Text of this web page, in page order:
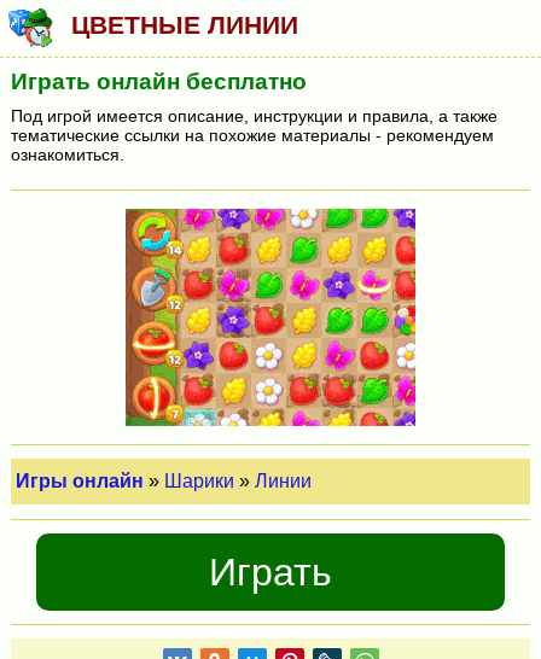
ЦВЕТНЫЕ ЛИНИИ
Играть онлайн бесплатно
Под игрой имеется описание, инструкции и правила, а также
тематические ссылки на похожие материалы - рекомендуем
ознакомиться.
Игры онлайн » Шарики »Линии
Играть